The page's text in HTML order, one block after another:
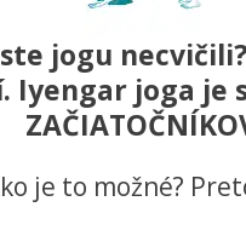
jogu
Iyengar joga je
je to možné?